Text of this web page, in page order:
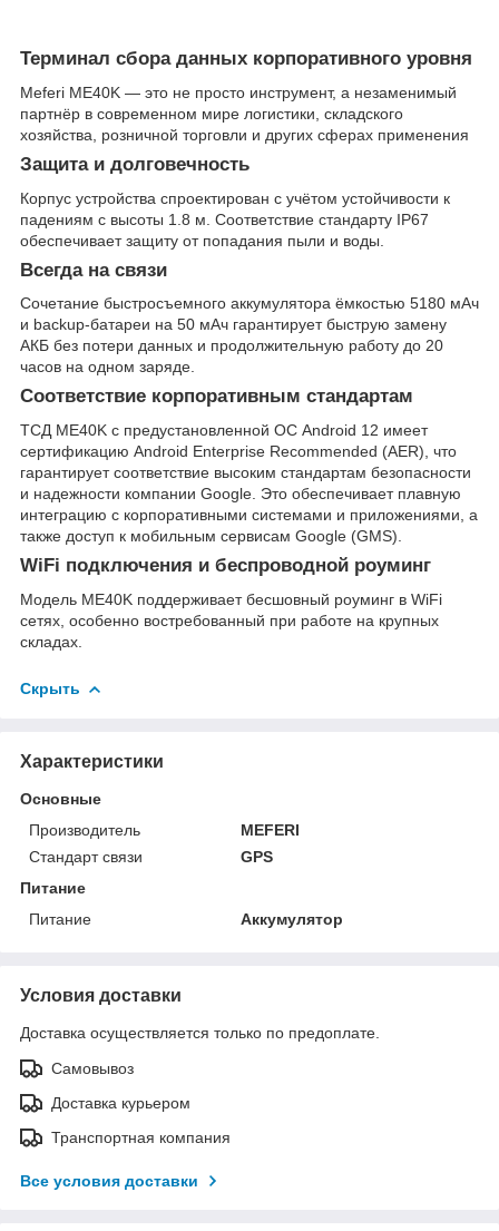
Терминал сбора данных корпоративного уровня
Meferi ME40K — это не просто инструмент, а незаменимый
партнёр в современном мире логистики, складского
хозяйства, розничной торговли и других сферах применения
Защита и долговечность
Корпус устройства спроектирован с учётом устойчивости к
падениям с высоты 1.8 м. Соответствие стандарту IP67
обеспечивает защиту от попадания пыли и воды.
Всегда на связи
Сочетание быстросъемного аккумулятора ёмкостью 5180 мАч
и backup-батареи на 50 мАч гарантирует быструю замену
АКБ без потери данных и продолжительную работу до 20
часов на одном заряде.
Соответствие корпоративным стандартам
ТСД ME40K с предустановленной ОС Android 12 имеет
сертификацию Android Enterprise Recommended (AER), что
гарантирует соответствие высоким стандартам безопасности
и надежности компании Google. Это обеспечивает плавную
интеграцию с корпоративными системами и приложениями, а
также доступ к мобильным сервисам Google (GMS).
WiFi подключения и беспроводной роуминг
Модель ME40K поддерживает бесшовный роуминг в WiFi
сетях, особенно востребованный при работе на крупных
складах.
Скрыть
Характеристики
Основные
Производитель
MEFERI
Стандарт связи
GPS
Питание
Питание
Аккумулятор
Условия доставки
Доставка осуществляется только по предоплате.
Самовывоз
Доставка курьером
Транспортная компания
Все условия доставки